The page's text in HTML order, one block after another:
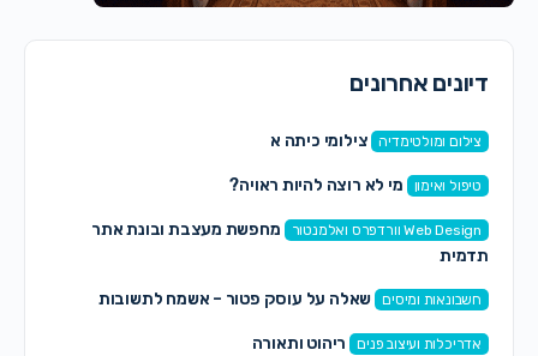
דיונים אחרונים
צילום ומולטימדיה צילומי כיתה א
טיפול ואימון מי לא רוצה להיות ראויה?
Web Design וורדפרס ואלמנטור
מחפשת מעצבת ובונת אתר
תדמית
חשבונאות ומיסים שאלה על עוסק פטור – אשמח לתשובות
אדריכלות ועיצוב פנים ריהוט ותאורה